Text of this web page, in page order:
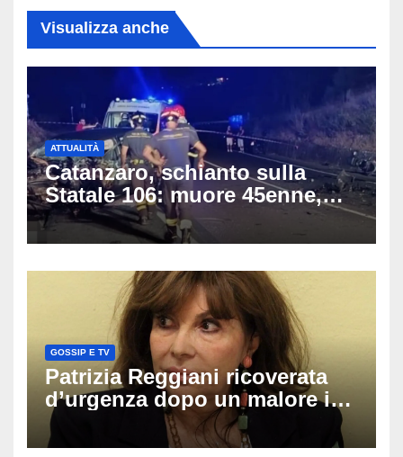
Visualizza anche
ATTUALITÀ
Catanzaro, schianto sulla
Statale 106: muore 45enne,
coinvolti un’auto, un suv e
una moto
GOSSIP E TV
Patrizia Reggiani ricoverata
d’urgenza dopo un malore in
vacanza: come sta oggi l’ex
Lady Gucci